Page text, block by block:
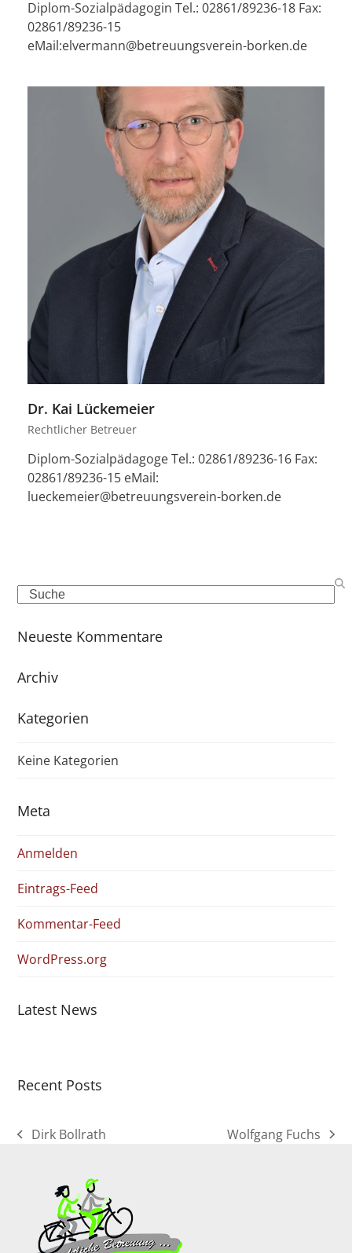
Diplom-Sozialpädagogin Tel.: 02861/89236-18 Fax:
02861/89236-15
eMail:elvermann@betreuungsverein-borken.de
Dr. Kai Lückemeier
Rechtlicher Betreuer
Diplom-Sozialpädagoge Tel.: 02861/89236-16 Fax:
02861/89236-15 eMail:
lueckemeier@betreuungsverein-borken.de
Search
Neueste Kommentare
Archiv
Kategorien
Keine Kategorien
Meta
Anmelden
Eintrags-Feed
Kommentar-Feed
WordPress.org
Latest News
Recent Posts
vorheriger
Dirk Bollrath
Nächster
Wolfgang Fuchs